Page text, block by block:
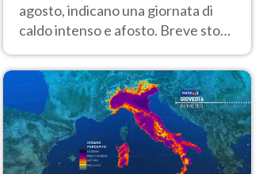
agosto, indicano una giornata di
caldo intenso e afosto. Breve stop
Nord.